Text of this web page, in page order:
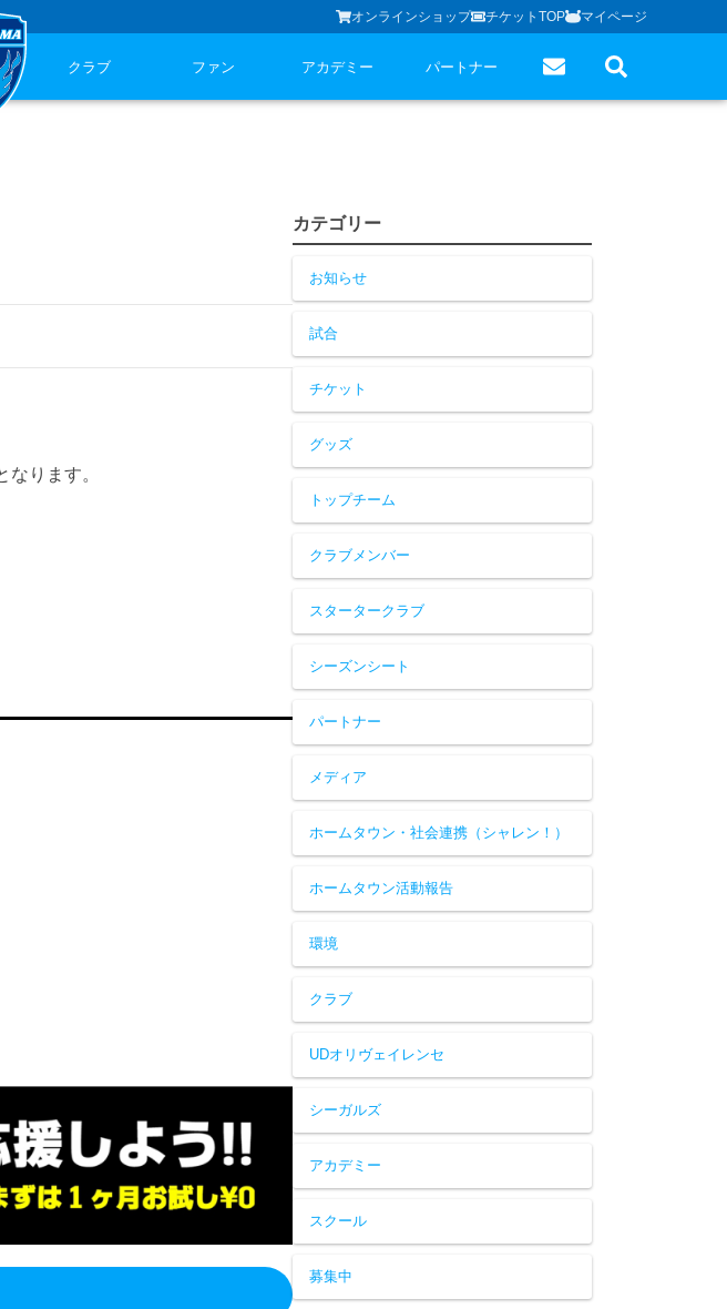
オンラインショップ チケットTOP マイページ
クラブ ファン アカデミー パートナー
ります。
カテゴリー
お知らせ
試合
チケット
グッズ
トップチーム
クラブメンバー
スタータークラブ
シーズンシート
パートナー
メディア
ホームタウン・社会連携（シャレン！）
ホームタウン活動報告
環境
クラブ
UDオリヴェイレンセ
シーガルズ
アカデミー
スクール
募集中